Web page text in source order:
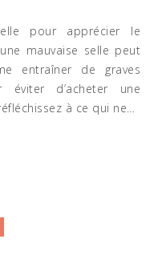
pour apprécier le
mauvaise selle peut
entraîner de graves
d’acheter une
à ce qui ne…